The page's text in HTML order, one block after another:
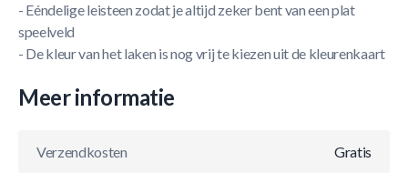
- Eéndelige leisteen zodat je altijd zeker bent van een plat
speelveld
- De kleur van het laken is nog vrij te kiezen uit de kleurenkaart
Meer informatie
Verzendkosten Gratis